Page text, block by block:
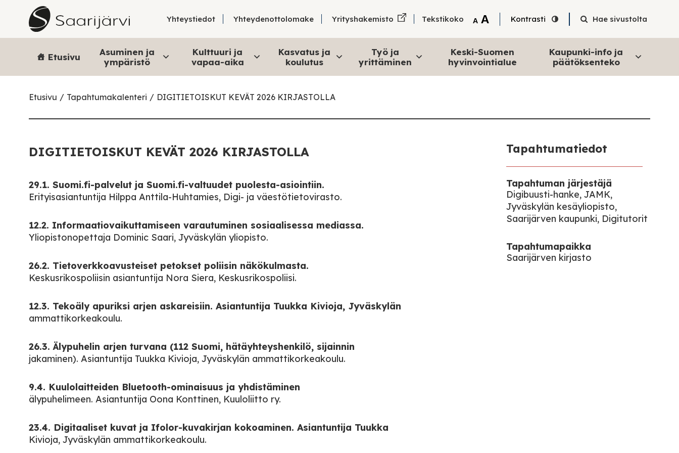
Skip to content
Yhteystiedot Yhteydenottolomake Yrityshakemisto Tekstikoko A Tekstin pienentäminen
A Tekstin suurentaminen
Kontrasti Hae sivustolta
Etusivu
Asuminen ja
ympäristö
Kulttuuri ja
vapaa-aika
Kasvatus ja
koulutus
Työ ja
yrittäminen
Keski-Suomen
hyvinvointialue
Kaupunki-info ja
päätöksenteko
Etusivu Tapahtumakalenteri DIGITIETOISKUT KEVÄT 2026 KIRJASTOLLA
DIGITIETOISKUT KEVÄT 2026 KIRJASTOLLA
29.1. Suomi.fi-palvelut ja Suomi.fi-valtuudet puolesta-asiointiin.
Erityisasiantuntija Hilppa Anttila-Huhtamies, Digi- ja väestötietovirasto.
12.2. Informaatiovaikuttamiseen varautuminen sosiaalisessa mediassa.
Yliopistonopettaja Dominic Saari, Jyväskylän yliopisto.
26.2. Tietoverkkoavusteiset petokset poliisin näkökulmasta.
Keskusrikospoliisin asiantuntija Nora Siera, Keskusrikospoliisi.
12.3. Tekoäly apuriksi arjen askareisiin. Asiantuntija Tuukka Kivioja, Jyväskylän
ammattikorkeakoulu.
26.3. Älypuhelin arjen turvana (112 Suomi, hätäyhteyshenkilö, sijainnin
jakaminen). Asiantuntija Tuukka Kivioja, Jyväskylän ammattikorkeakoulu.
9.4. Kuulolaitteiden Bluetooth-ominaisuus ja yhdistäminen
älypuhelimeen. Asiantuntija Oona Konttinen, Kuuloliitto ry.
23.4. Digitaaliset kuvat ja Ifolor-kuvakirjan kokoaminen. Asiantuntija Tuukka
Kivioja, Jyväskylän ammattikorkeakoulu.
Tapahtumatiedot
Tapahtuman järjestäjä
Digibuusti-hanke, JAMK,
Jyväskylän kesäyliopisto,
Saarijärven kaupunki, Digitutorit
Tapahtumapaikka
Saarijärven kirjasto